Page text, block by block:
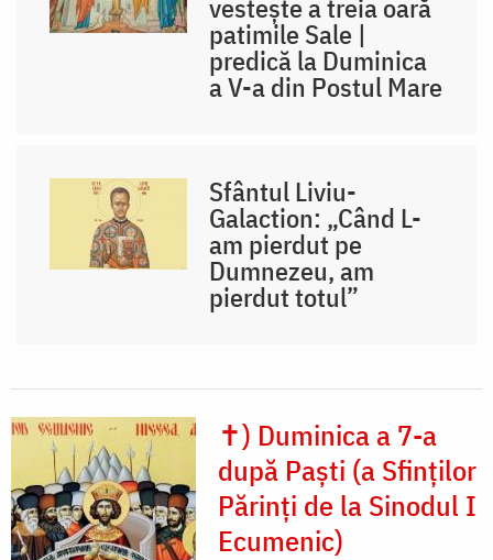
vesteşte a treia oară
patimile Sale |
predică la Duminica
a V-a din Postul Mare
Sfântul Liviu-
Galaction: „Când L-
am pierdut pe
Dumnezeu, am
pierdut totul”
✝) Duminica a 7-a
după Paști (a Sfinților
Părinți de la Sinodul I
Ecumenic)